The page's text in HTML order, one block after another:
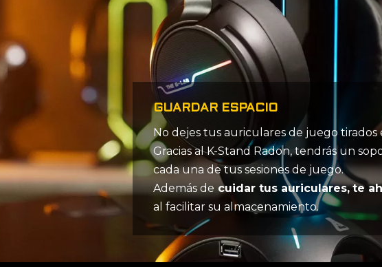
GUARDAR ESPACIO
No dejes tus auriculares de juego tirados
Gracias al K-Stand Radon, tendrás un
cada una de tus sesiones de juego.
Además decuidar tus auriculares, te
al facilitar su almacenamiento.